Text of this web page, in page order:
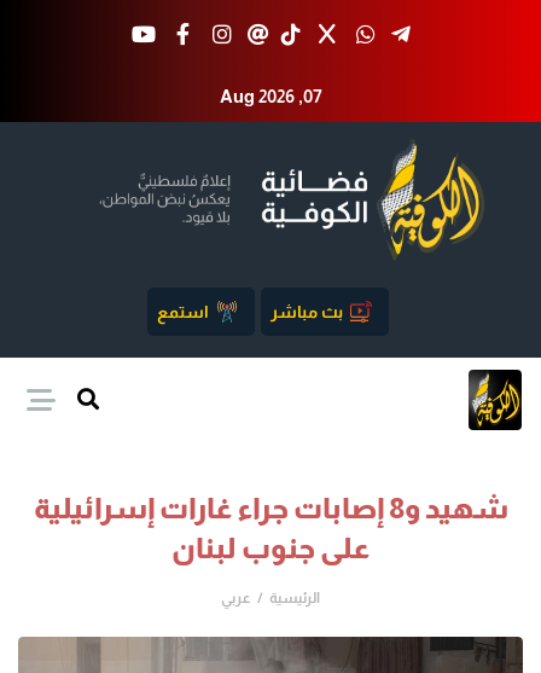
Aug 2026 ,07
بث مباشر استمع
شهيد و8 إصابات جراء غارات إسرائيلية
على جنوب لبنان
الرئيسية عربي